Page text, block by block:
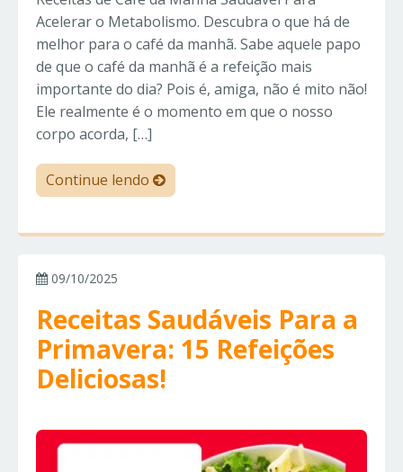
Acelerar o Metabolismo. Descubra o que há de
melhor para o café da manhã. Sabe aquele papo
de que o café da manhã é a refeição mais
importante do dia? Pois é, amiga, não é mito não!
Ele realmente é o momento em que o nosso
corpo acorda, […]
Continue lendo
09/10/2025
Receitas Saudáveis Para a
Primavera: 15 Refeições
Deliciosas!